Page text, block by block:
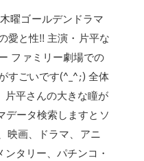
曜ゴールデンドラマ
愛と性!! 主演・片平な
ファミリー劇場での
すごいです(^_^;) 全体
片平さんの大きな瞳が
データ検索しますとソ
映画、ドラマ、アニ
タリー、パチンコ・